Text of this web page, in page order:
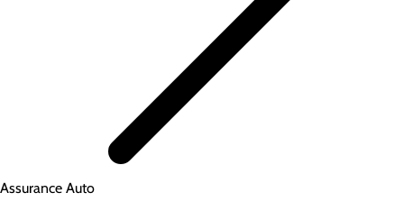
Assurance Auto